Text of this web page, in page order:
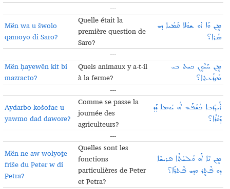
---
Mën wa u šwolo
qamoyo di Saro?
Quelle était la
première question de
Saro?
ܡܷܢ ܘܰܐ ܐܘ ܫܘܳܠܐ ܩܰܡܳܝܐ ܕܝ
ܣܰܪܐ؟
---
Mën ḥayewën kit bi
mazracto?
Quels animaux y a-t-il
à la ferme?
ܡܷܢ ܚܰܝܶܘܷܢ ܟܝܬ ܒܝ
ܡܰܙܪܰܥܬܐ؟
---
Aydarbo košofac u
yawmo dad dawore?
Comme se passe la
journée des
agriculteurs?
ܐܰܝܕܰܪܒܐ ܟܳܫܳܦܰܥ ܐܳܘ ܝܰܘܡܐ ܕܰܕ
ܕܰܘܳܪܶܐ؟
---
Mën ne aw wolyoṯe
friše du Peter w di
Petra?
Quelles sont les
fonctions
particulières de Peter
et Petra?
ܡܷܢ ܢܶܐ ܐܰܘ ܘܳܠܝܳܬ݂ܶܐ ܦܪܝܫܶܐ
ܕܘ ܦ݁ܶܬܷܪ ܘܕܝ ܦ݁ܶܬܪܰܐ؟